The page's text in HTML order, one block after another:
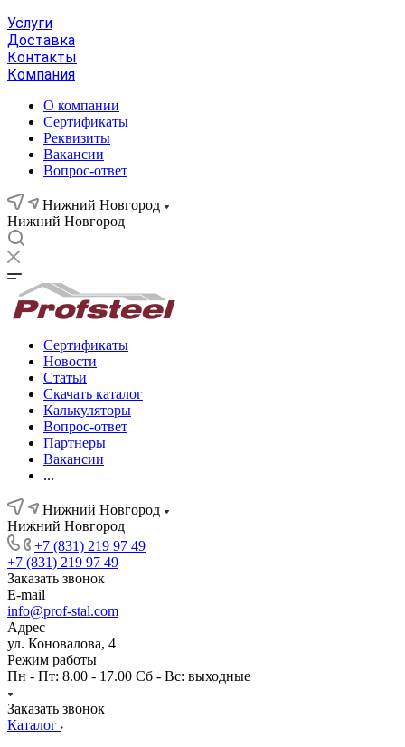
Услуги
Доставка
Контакты
Компания
О компании
Сертификаты
Реквизиты
Вакансии
Вопрос-ответ
Нижний Новгород
Нижний Новгород
Сертификаты
Новости
Статьи
Скачать каталог
Калькуляторы
Вопрос-ответ
Партнеры
Вакансии
...
Нижний Новгород
Нижний Новгород
+7 (831) 219 97 49
+7 (831) 219 97 49
Заказать звонок
E-mail
info@prof-stal.com
Адрес
ул. Коновалова, 4
Режим работы
Пн - Пт: 8.00 - 17.00 Сб - Вс: выходные
Заказать звонок
Каталог